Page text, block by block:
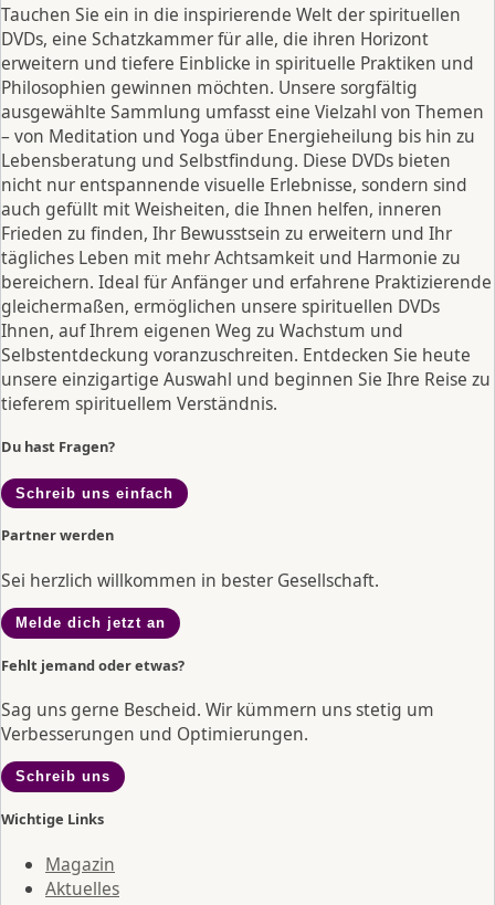
Tauchen Sie ein in die inspirierende Welt der spirituellen
DVDs, eine Schatzkammer für alle, die ihren Horizont
erweitern und tiefere Einblicke in spirituelle Praktiken und
Philosophien gewinnen möchten. Unsere sorgfältig
ausgewählte Sammlung umfasst eine Vielzahl von Themen
– von Meditation und Yoga über Energieheilung bis hin zu
Lebensberatung und Selbstfindung. Diese DVDs bieten
nicht nur entspannende visuelle Erlebnisse, sondern sind
auch gefüllt mit Weisheiten, die Ihnen helfen, inneren
Frieden zu finden, Ihr Bewusstsein zu erweitern und Ihr
tägliches Leben mit mehr Achtsamkeit und Harmonie zu
bereichern. Ideal für Anfänger und erfahrene Praktizierende
gleichermaßen, ermöglichen unsere spirituellen DVDs
Ihnen, auf Ihrem eigenen Weg zu Wachstum und
Selbstentdeckung voranzuschreiten. Entdecken Sie heute
unsere einzigartige Auswahl und beginnen Sie Ihre Reise zu
tieferem spirituellem Verständnis.
Du hast Fragen?
Schreib uns einfach
Partner werden
Sei herzlich willkommen in bester Gesellschaft.
Melde dich jetzt an
Fehlt jemand oder etwas?
Sag uns gerne Bescheid. Wir kümmern uns stetig um
Verbesserungen und Optimierungen.
Schreib uns
Wichtige Links
Magazin
Aktuelles